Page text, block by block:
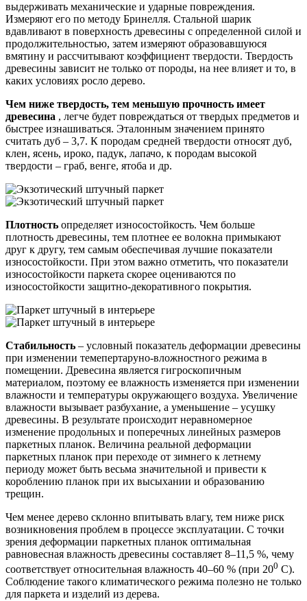
выдерживать механические и ударные повреждения.
Измеряют его по методу Бринелля. Стальной шарик
вдавливают в поверхность древесины с определенной силой и
продолжительностью, затем измеряют образовавшуюся
вмятину и рассчитывают коэффициент твердости. Твердость
древесины зависит не только от породы, на нее влияет и то, в
каких условиях росло дерево.
Чем ниже твердость, тем меньшую прочность имеет
древесина , легче будет повреждаться от твердых предметов и
быстрее изнашиваться. Эталонным значением принято
считать дуб – 3,7. К породам средней твердости относят дуб,
клен, ясень, ироко, падук, лапачо, к породам высокой
твердости – граб, венге, ятоба и др.
Плотность определяет износостойкость. Чем больше
плотность древесины, тем плотнее ее волокна примыкают
друг к другу, тем самым обеспечивая лучшие показатели
износостойкости. При этом важно отметить, что показатели
износостойкости паркета скорее оцениваются по
износостойкости защитно-декоративного покрытия.
Стабильность – условный показатель деформации древесины
при изменении темепертаруно-вложностного режима в
помещении. Древесина является гигроскопичным
материалом, поэтому ее влажность изменяется при изменении
влажности и температуры окружающего воздуха. Увеличение
влажности вызывает разбухание, а уменьшение – усушку
древесины. В результате происходит неравномерное
изменение продольных и поперечных линейных размеров
паркетных планок. Величина реальной деформации
паркетных планок при переходе от зимнего к летнему
периоду может быть весьма значительной и привести к
короблению планок при их высыхании и образованию
трещин.
Чем менее дерево склонно впитывать влагу, тем ниже риск
возникновения проблем в процессе эксплуатации. С точки
зрения деформации паркетных планок оптимальная
равновесная влажность древесины составляет 8–11,5 %, чему
соответствует относительная влажность 40–60 % (при 200 С).
Соблюдение такого климатического режима полезно не только
для паркета и изделий из дерева.